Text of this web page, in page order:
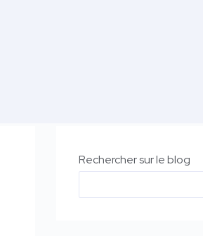
Rechercher sur le blog